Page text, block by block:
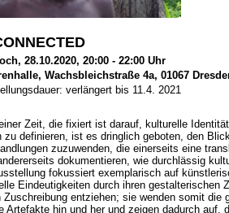
28.10.2020, 20:00 - 22:00 Uhr
Wachsbleichstraße 4a, 01067
verlängert bis 11.4. 2021
Zeit, die fixiert ist darauf, kulturelle
zu definieren, ist es dringlich geboten, den
zuzuwenden, die einerseits eine
dokumentieren, wie durchlässig
fokussiert exemplarisch auf
Eindeutigkeiten durch ihren gestalterischen
Zuschreibung entziehen; sie wenden somit
Artefakte hin und her und zeigen dadurch auf,